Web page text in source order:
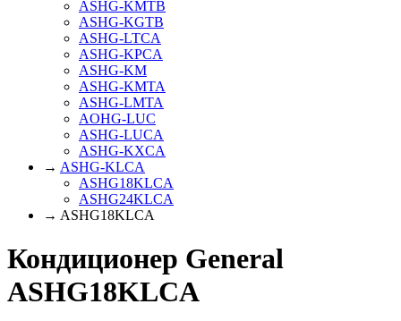
ASHG-KMTB
ASHG-KGTB
ASHG-LTCA
ASHG-KPCA
ASHG-KM
ASHG-KMTA
ASHG-LMTA
AOHG-LUC
ASHG-LUCA
ASHG-KXCA
→ ASHG-KLCA
ASHG18KLCA
ASHG24KLCA
→ ASHG18KLCA
Кондиционер General
ASHG18KLCA